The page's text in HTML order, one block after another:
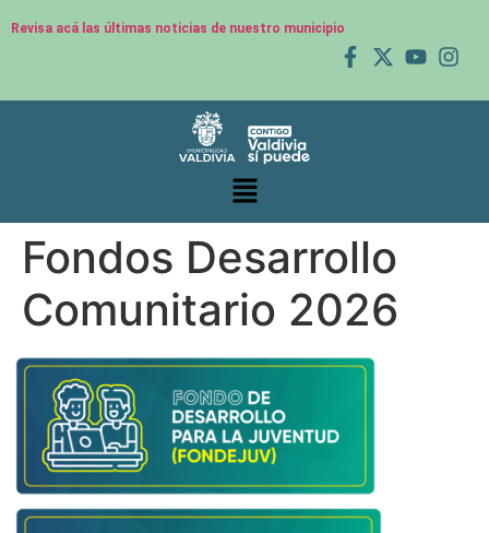
Revisa acá las últimas noticias de nuestro municipio
Fondos Desarrollo
Comunitario 2026